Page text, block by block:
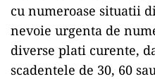
cu numeroase situatii
nevoie urgenta de
diverse plati curente,
scadentele de 30, 60